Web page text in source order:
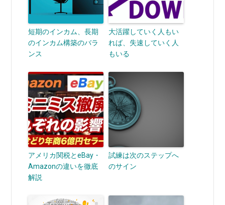
短期のインカム、長期
のインカム構築のバラ
ンス
大活躍していく人もい
れば、失速していく人
もいる
アメリカ関税とeBay・
Amazonの違いを徹底
解説
試練は次のステップへ
のサイン